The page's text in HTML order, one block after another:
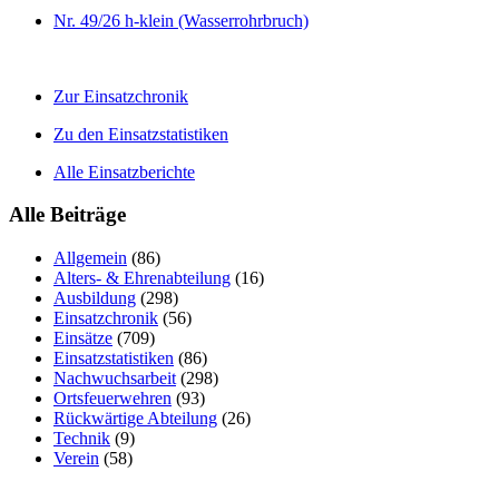
Nr. 49/26 h-klein (Wasserrohrbruch)
Zur Einsatzchronik
Zu den Einsatzstatistiken
Alle Einsatzberichte
Alle Beiträge
Allgemein (86)
Alters- & Ehrenabteilung (16)
Ausbildung (298)
Einsatzchronik (56)
Einsätze (709)
Einsatzstatistiken (86)
Nachwuchsarbeit (298)
Ortsfeuerwehren (93)
Rückwärtige Abteilung (26)
Technik (9)
Verein (58)